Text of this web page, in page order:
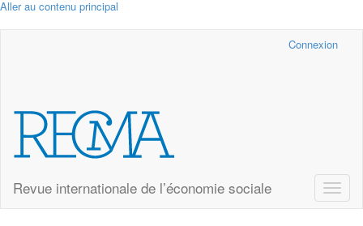
Aller au contenu principal
Connexion
Revue internationale de l’économie sociale
Toggle